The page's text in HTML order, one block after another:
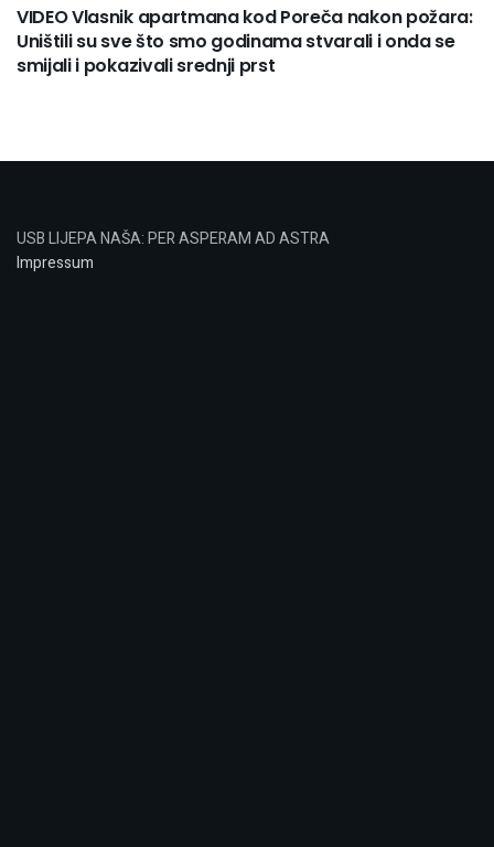
VIDEO Vlasnik apartmana kod Poreča nakon požara:
Uništili su sve što smo godinama stvarali i onda se
smijali i pokazivali srednji prst
USB LIJEPA NAŠA: PER ASPERAM AD ASTRA
Impressum